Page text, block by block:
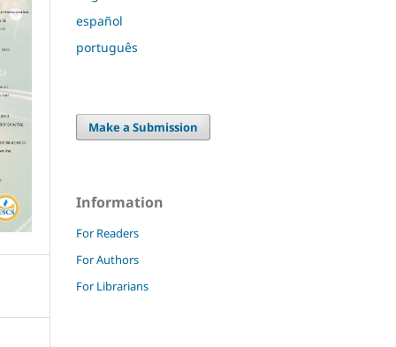
español
português
Make a Submission
Information
For Readers
For Authors
For Librarians